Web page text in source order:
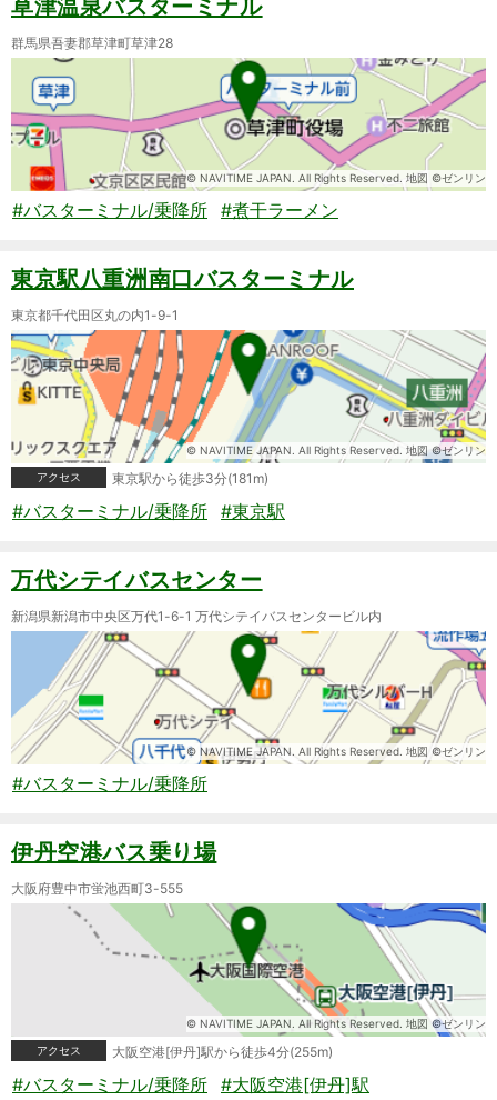
草津温泉バスターミナル
群馬県吾妻郡草津町草津28
© NAVITIME JAPAN. All Rights Reserved. 地図 ©ゼンリン
#バスターミナル/乗降所 #煮干ラーメン
東京駅八重洲南口バスターミナル
東京都千代田区丸の内1-9-1
© NAVITIME JAPAN. All Rights Reserved. 地図 ©ゼンリン
アクセス
東京駅から徒歩3分(181m)
#バスターミナル/乗降所 #東京駅
万代シテイバスセンター
新潟県新潟市中央区万代1-6-1 万代シテイバスセンタービル内
© NAVITIME JAPAN. All Rights Reserved. 地図 ©ゼンリン
#バスターミナル/乗降所
伊丹空港バス乗り場
大阪府豊中市蛍池西町3-555
© NAVITIME JAPAN. All Rights Reserved. 地図 ©ゼンリン
アクセス
大阪空港[伊丹]駅から徒歩4分(255m)
#バスターミナル/乗降所 #大阪空港[伊丹]駅